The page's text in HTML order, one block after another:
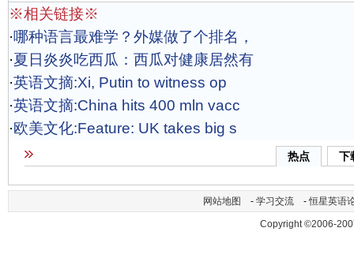
※相关链接※
·哪种语言最难学？外媒做了个排名，
·夏日炎炎吃西瓜：西瓜对健康居然有
·英语文摘:Xi, Putin to witness op
·英语文摘:China hits 400 mln vacc
·欧美文化:Feature: UK takes big s
热点 下
网站地图 - 学习交流 -恒星英语
Copyright ©2006-